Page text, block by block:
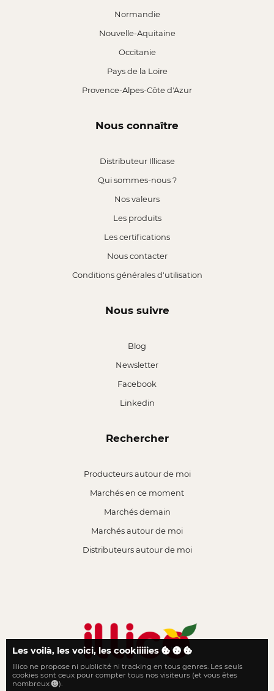
Normandie
Nouvelle-Aquitaine
Occitanie
Pays de la Loire
Provence-Alpes-Côte d'Azur
Nous connaître
Distributeur Illicase
Qui sommes-nous ?
Nos valeurs
Les produits
Les certifications
Nous contacter
Conditions générales d'utilisation
Nous suivre
Blog
Newsletter
Facebook
Linkedin
Rechercher
Producteurs autour de moi
Marchés en ce moment
Marchés demain
Marchés autour de moi
Distributeurs autour de moi
Le local n'a jamais été aussi proche
Les voilà, les voici, les cookiiiiies
Illico ne propose ni publicité ni tracking en tous genres. Les seuls
cookies sont ceux pour compter tous nos visiteurs (et vous êtes
nombreux
).